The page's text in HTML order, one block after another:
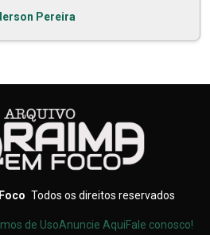
Pereira
Todos os direitos reservados
de UsoAnuncie AquiFale conosco!